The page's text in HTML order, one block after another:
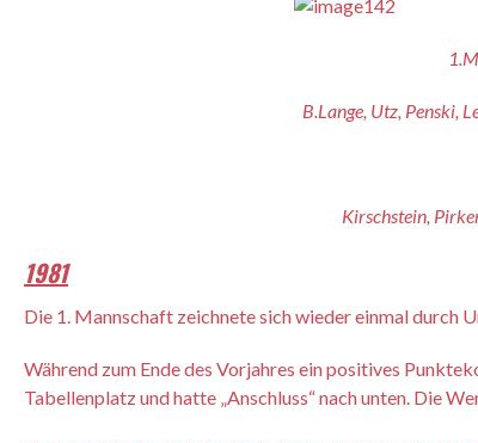
B.Lange, Utz, Penski,
Kirschstein,
1981
Die 1. Mannschaft zeichnete sich wieder einmal durch
Während zum Ende des Vorjahres ein positives
Tabellenplatz und hatte „Anschluss“ nach unten. Die